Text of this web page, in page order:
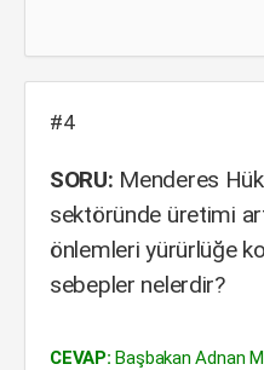
#4
SORU: Menderes
sektöründe üretimi
önlemleri yürürlüğe
sebepler nelerdir?
CEVAP: Başbakan Adnan